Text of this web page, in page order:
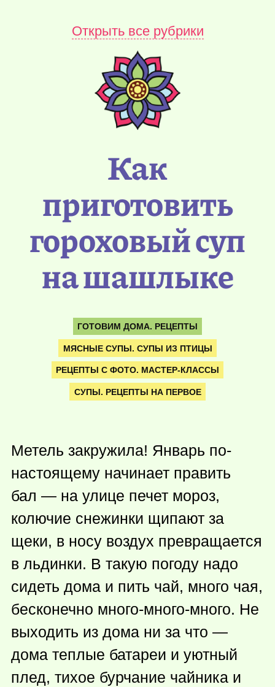
Открыть все рубрики
Как
приготовить
гороховый суп
на шашлыке
ГОТОВИМ ДОМА. РЕЦЕПТЫ
МЯСНЫЕ СУПЫ. СУПЫ ИЗ ПТИЦЫ
РЕЦЕПТЫ С ФОТО. МАСТЕР-КЛАССЫ
СУПЫ. РЕЦЕПТЫ НА ПЕРВОЕ
Метель закружила! Январь по-
настоящему начинает править
бал — на улице печет мороз,
колючие снежинки щипают за
щеки, в носу воздух превращается
в льдинки. В такую погоду надо
сидеть дома и пить чай, много чая,
бесконечно много-много-много. Не
выходить из дома ни за что —
дома теплые батареи и уютный
плед, тихое бурчание чайника и